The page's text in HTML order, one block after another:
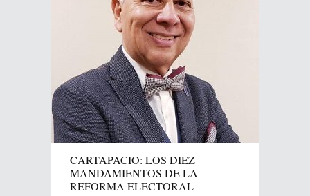
CARTAPACIO: LOS DIEZ
MANDAMIENTOS DE LA
REFORMA ELECTORAL